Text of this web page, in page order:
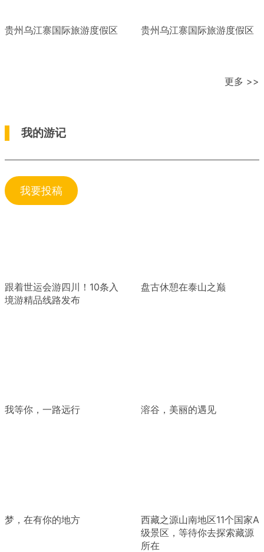
贵州乌江寨国际旅游度假区 贵州乌江寨国际旅游度假区
更多 >>
我的游记
我要投稿
跟着世运会游四川！10条入
境游精品线路发布
盘古休憩在泰山之巅
我等你，一路远行 溶谷，美丽的遇见
梦，在有你的地方
西藏之源山南地区11个国家A
级景区，等待你去探索藏源
所在